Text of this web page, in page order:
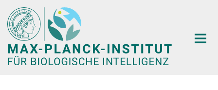
Hauptinhalt